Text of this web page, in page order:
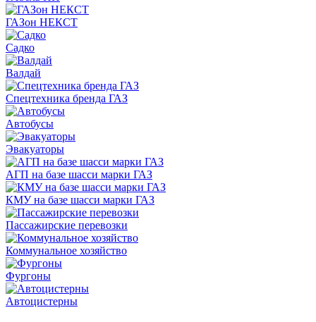
ГАЗон НЕКСТ
Садко
Валдай
Спецтехника бренда ГАЗ
Автобусы
Эвакуаторы
АГП на базе шасси марки ГАЗ
КМУ на базе шасси марки ГАЗ
Пассажирские перевозки
Коммунальное хозяйство
Фургоны
Автоцистерны